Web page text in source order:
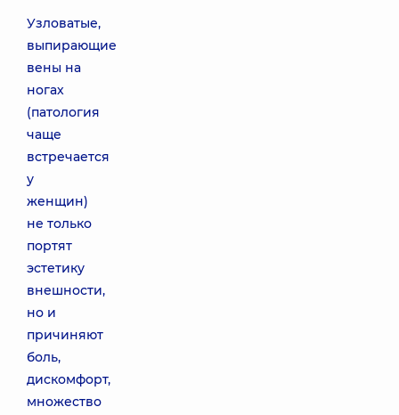
Узловатые,
выпирающие
вены на
ногах
(патология
чаще
встречается
у
женщин)
не только
портят
эстетику
внешности,
но и
причиняют
боль,
дискомфорт,
множество